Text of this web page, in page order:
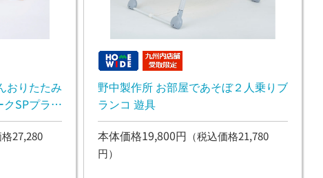
おりたたみ
SPプラス
格27,280
野中製作所 お部屋であそぼ２人乗りブ
ランコ 遊具
本体価格19,800円 （税込価格21,780
円）